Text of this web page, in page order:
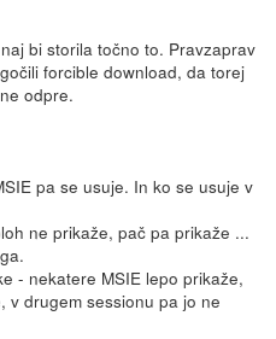
bi storila točno to. Pravzaprav
forcible download, da torej
odpre.
pa se usuje. In ko se usuje v
ne prikaže, pač pa prikaže ...
- nekatere MSIE lepo prikaže,
v drugem sessionu pa jo ne